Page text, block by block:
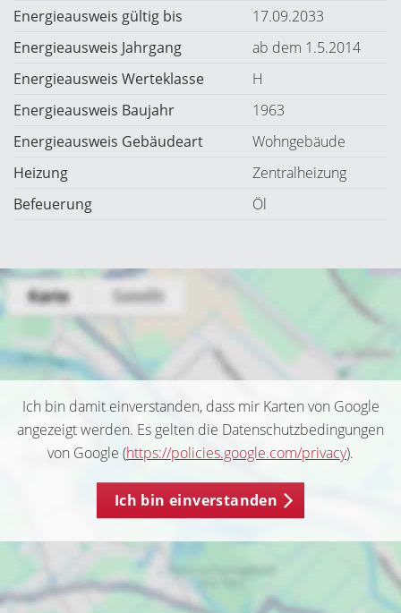
Energieausweis gültig bis
17.09.2033
Energieausweis Jahrgang
ab dem 1.5.2014
Energieausweis Werteklasse
H
Energieausweis Baujahr
1963
Energieausweis Gebäudeart
Wohngebäude
Heizung
Zentralheizung
Befeuerung
Öl
Ich bin damit einverstanden, dass mir Karten von Google
angezeigt werden. Es gelten die Datenschutzbedingungen
von Google (https://policies.google.com/privacy).
Ich bin einverstanden